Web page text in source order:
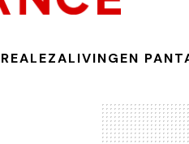
REALEZALIVINGEN